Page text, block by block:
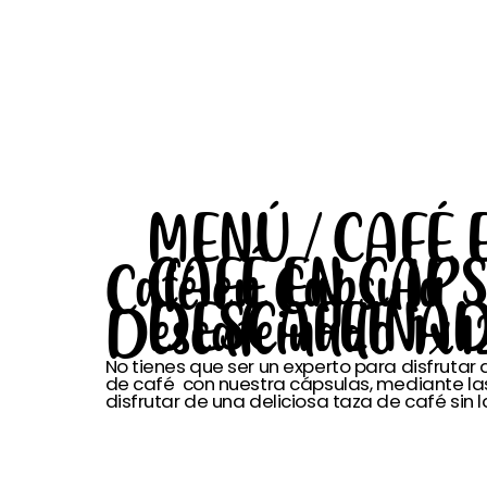
Café en Capsula
Descafeinado
MENÚ / CAFÉ
CAFÉ EN
No tienes que ser un experto para disfrutar
de café con nuestra cápsulas, mediante
disfrutar de una deliciosa taza de café sin